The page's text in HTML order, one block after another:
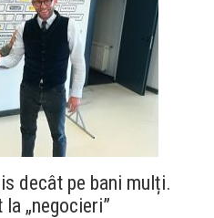
decât pe bani mulți.
„negocieri”